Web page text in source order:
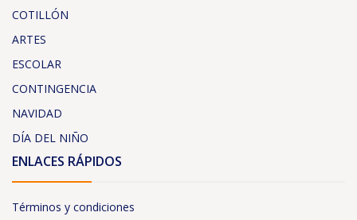
COTILLÓN
ARTES
ESCOLAR
CONTINGENCIA
NAVIDAD
DÍA DEL NIÑO
ENLACES RÁPIDOS
Términos y condiciones